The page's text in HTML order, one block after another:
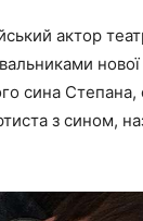
актор
сина Степана,
з сином,